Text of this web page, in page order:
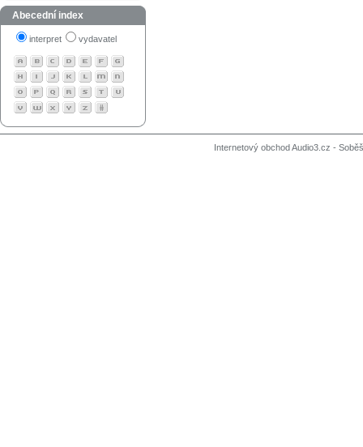
Abecední index
interpret vydavatel
Internetový obchod Audio3.cz -